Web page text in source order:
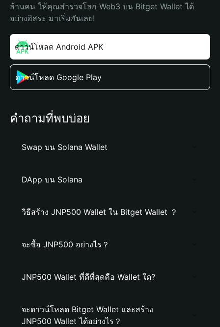
ล้านคน ให้คุณสำรวจโลก Web3 บน Bitget Wallet ได้
อย่างอิสระ มาเริ่มกันเลย!
ดาวน์โหลด Android APK
ดาวน์โหลด Google Play
คำถามที่พบบ่อย
Swap บน Solana Wallet
DApp บน Solana
วิธีสร้าง JNP500 Wallet ใน Bitget Wallet ？
จะซื้อ JNP500 อย่างไร？
JNP500 Wallet ที่ดีที่สุดคือ Wallet ใด?
จะดาวน์โหลด Bitget Wallet และสร้าง
JNP500 Wallet ได้อย่างไร？